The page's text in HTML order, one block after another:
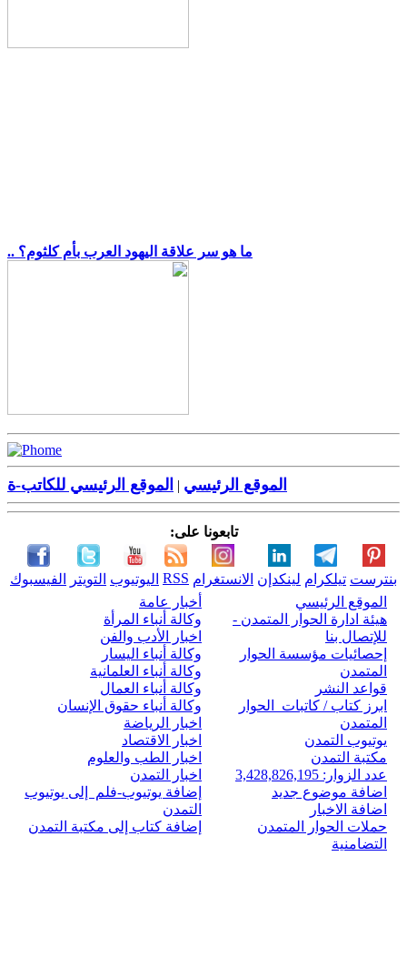
.. ما هو سر علاقة اليهود العرب بأم كلثوم؟
الموقع الرئيسي | الموقع الرئيسي للكاتب-ة
تابعونا على:
الفيسبوك التويتر اليوتيوب RSS الانستغرام لينكدإن تيلكرام بنترست
الموقع الرئيسي
هيئة ادارة الحوار المتمدن -
للإتصال بنا
إحصائيات مؤسسة الحوار
المتمدن
قواعد النشر
ابرز كتاب / كاتبات الحوار
المتمدن
يوتيوب التمدن
مكتبة التمدن
عدد الزوار: 3,428,826,195
اضافة موضوع جديد
اضافة الاخبار
حملات الحوار المتمدن
التضامنية
أخبار عامة
وكالة أنباء المرأة
اخبار الأدب والفن
وكالة أنباء اليسار
وكالة أنباء العلمانية
وكالة أنباء العمال
وكالة أنباء حقوق الإنسان
اخبار الرياضة
اخبار الاقتصاد
اخبار الطب والعلوم
اخبار التمدن
إضافة يوتيوب-فلم إلى يوتيوب
التمدن
إضافة كتاب إلى مكتبة التمدن